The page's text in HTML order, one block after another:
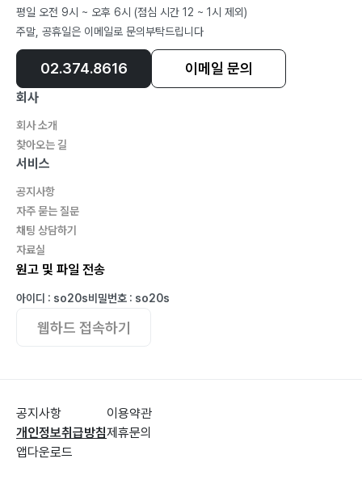
평일 오전 9시 ~ 오후 6시 (점심 시간 12 ~ 1시 제외)
주말, 공휴일은 이메일로 문의부탁드립니다
02.374.8616 이메일 문의
회사
회사 소개
찾아오는 길
서비스
공지사항
자주 묻는 질문
채팅 상담하기
자료실
원고 및 파일 전송
아이디 : so20s비밀번호 : so20s
웹하드 접속하기
공지사항
개인정보취급방침
앱다운로드
이용약관
제휴문의